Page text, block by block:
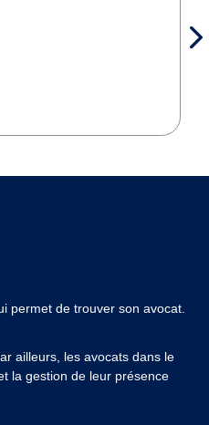
permet de trouver son avocat.
ailleurs, les avocats dans le
la gestion de leur présence